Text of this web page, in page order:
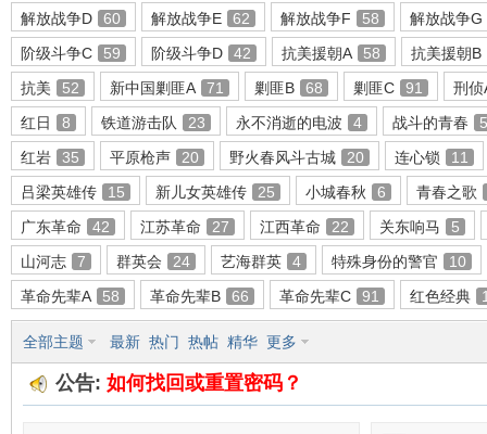
环
画
解放战争D
60 解放战争E 62 解放战争F 58
解放战争G
阶级斗争C
59 阶级斗争D 42 抗美援朝A 58
抗美援朝B
抗美
52 新中国剿匪A 71 剿匪B 68 剿匪C 91
刑侦
红日
8 铁道游击队 23 永不消逝的电波 4 战斗的青春
5
红岩
35 平原枪声 20 野火春风斗古城 20 连心锁
11
吕梁英雄传
15 新儿女英雄传 25 小城春秋 6
青春之歌
广东革命
42 江苏革命 27 江西革命 22 关东响马
5
山河志
7 群英会 24 艺海群英 4 特殊身份的警官
10
革命先辈A
58 革命先辈B 66 革命先辈C 91 红色经典
全部主题 最新 热门 热帖 精华 更多
公告: 如何找回或重置密码？